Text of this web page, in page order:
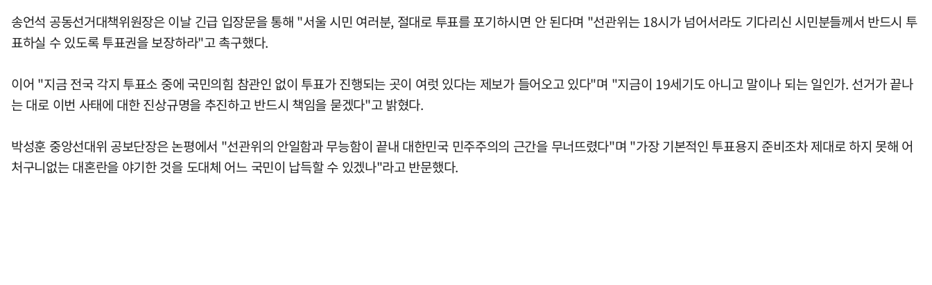
송언석 공동선거대책위원장은 이날 긴급 입장문을 통해 "서울 시민 여러분, 절대로 투표를 포기하시면 안 된다며 "선관위는 18시가 넘어서라도 기다리신 시민분들께서 반드시 투
표하실 수 있도록 투표권을 보장하라"고 촉구했다.
이어 "지금 전국 각지 투표소 중에 국민의힘 참관인 없이 투표가 진행되는 곳이 여럿 있다는 제보가 들어오고 있다"며 "지금이 19세기도 아니고 말이나 되는 일인가. 선거가 끝나
는 대로 이번 사태에 대한 진상규명을 추진하고 반드시 책임을 묻겠다"고 밝혔다.
박성훈 중앙선대위 공보단장은 논평에서 "선관위의 안일함과 무능함이 끝내 대한민국 민주주의의 근간을 무너뜨렸다"며 "가장 기본적인 투표용지 준비조차 제대로 하지 못해 어
처구니없는 대혼란을 야기한 것을 도대체 어느 국민이 납득할 수 있겠나"라고 반문했다.